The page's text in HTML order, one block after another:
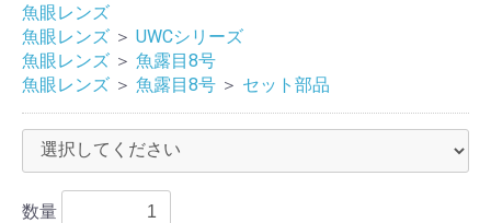
魚眼レンズ
魚眼レンズ ＞ UWCシリーズ
魚眼レンズ ＞ 魚露目8号
魚眼レンズ ＞ 魚露目8号 ＞ セット部品
数量